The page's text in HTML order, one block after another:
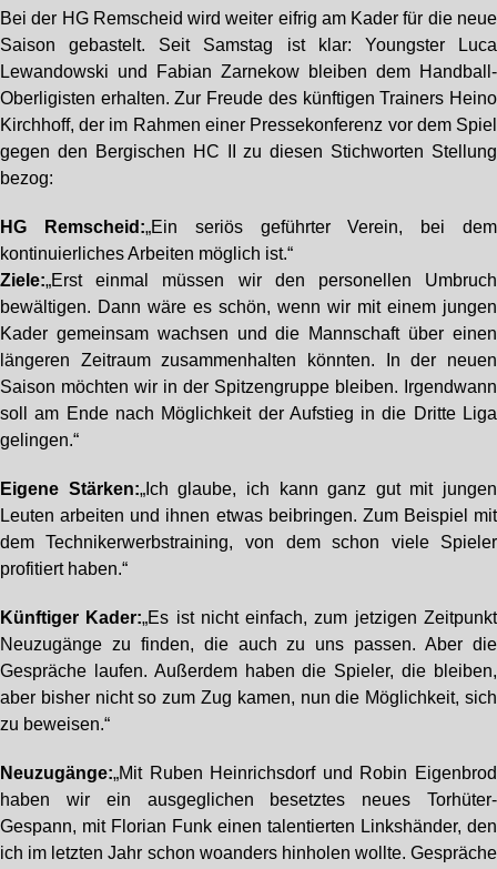
Bei der HG Remscheid wird weiter eifrig am Kader für die neue
Saison gebastelt. Seit Samstag ist klar: Youngster Luca
Lewandowski und Fabian Zarnekow bleiben dem Handball-
Oberligisten erhalten. Zur Freude des künftigen Trainers Heino
Kirchhoff, der im Rahmen einer Pressekonferenz vor dem Spiel
gegen den Bergischen HC II zu diesen Stichworten Stellung
bezog:
HG Remscheid:„Ein seriös geführter Verein, bei dem
kontinuierliches Arbeiten möglich ist.“
Ziele:„Erst einmal müssen wir den personellen Umbruch
bewältigen. Dann wäre es schön, wenn wir mit einem jungen
Kader gemeinsam wachsen und die Mannschaft über einen
längeren Zeitraum zusammenhalten könnten. In der neuen
Saison möchten wir in der Spitzengruppe bleiben. Irgendwann
soll am Ende nach Möglichkeit der Aufstieg in die Dritte Liga
gelingen.“
Eigene Stärken:„Ich glaube, ich kann ganz gut mit jungen
Leuten arbeiten und ihnen etwas beibringen. Zum Beispiel mit
dem Technikerwerbstraining, von dem schon viele Spieler
profitiert haben.“
Künftiger Kader:„Es ist nicht einfach, zum jetzigen Zeitpunkt
Neuzugänge zu finden, die auch zu uns passen. Aber die
Gespräche laufen. Außerdem haben die Spieler, die bleiben,
aber bisher nicht so zum Zug kamen, nun die Möglichkeit, sich
zu beweisen.“
Neuzugänge:„Mit Ruben Heinrichsdorf und Robin Eigenbrod
haben wir ein ausgeglichen besetztes neues Torhüter-
Gespann, mit Florian Funk einen talentierten Linkshänder, den
ich im letzten Jahr schon woanders hinholen wollte. Gespräche